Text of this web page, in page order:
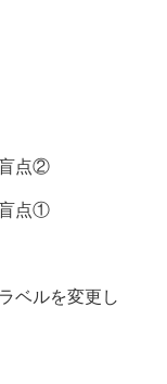
点②
点①
ベル​を変更し